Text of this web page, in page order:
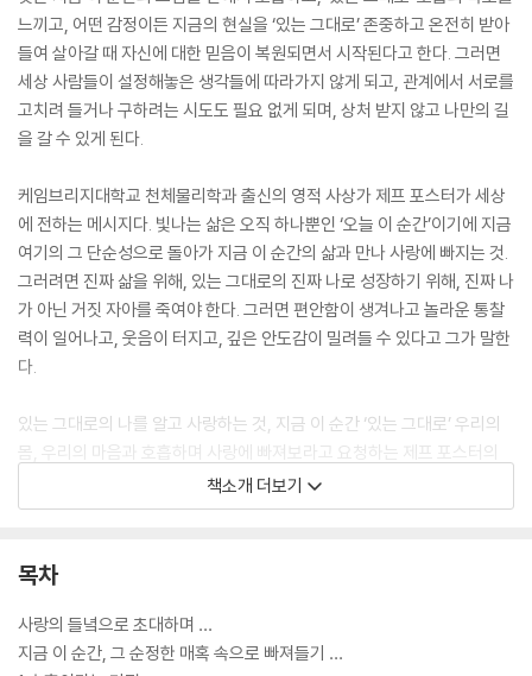
느끼고, 어떤 감정이든 지금의 현실을 ‘있는 그대로’ 존중하고 온전히 받아
들여 살아갈 때 자신에 대한 믿음이 복원되면서 시작된다고 한다. 그러면
세상 사람들이 설정해놓은 생각들에 따라가지 않게 되고, 관계에서 서로를
고치려 들거나 구하려는 시도도 필요 없게 되며, 상처 받지 않고 나만의 길
을 갈 수 있게 된다.
케임브리지대학교 천체물리학과 출신의 영적 사상가 제프 포스터가 세상
에 전하는 메시지다. 빛나는 삶은 오직 하나뿐인 ‘오늘 이 순간’이기에 지금
여기의 그 단순성으로 돌아가 지금 이 순간의 삶과 만나 사랑에 빠지는 것.
그러려면 진짜 삶을 위해, 있는 그대로의 진짜 나로 성장하기 위해, 진짜 나
가 아닌 거짓 자아를 죽여야 한다. 그러면 편안함이 생겨나고 놀라운 통찰
력이 일어나고, 웃음이 터지고, 깊은 안도감이 밀려들 수 있다고 그가 말한
다.
있는 그대로의 나를 알고 사랑하는 것, 지금 이 순간 ‘있는 그대로’ 우리의
몸, 우리의 마음과 호흡하며 사랑에 빠져보라고 요청하는 제프 포스터의
글은 사려 깊고 시적인, 영감 어린 초대장이다. 그의 주옥같은 치유 언어의
이해를 돕고자 이 책은 영한 판으로 만들어졌다.
그토록 바라던 치유도, 깨달음도, 변화도 일어나지 않는다면, 혼란, 의심,
터 단절되어 있다는 느낌을 받고 있다면 이 책을 통해 답을 얻을 수 있다.
이 책으로 증오를 통과해 사랑에 이르고, 슬픔을 통과해 기쁨에 이르고, 거
책소개 더보기
목차
사랑의 들녘으로 초대하며 …
지금 이 순간, 그 순정한 매혹 속으로 빠져들기 …